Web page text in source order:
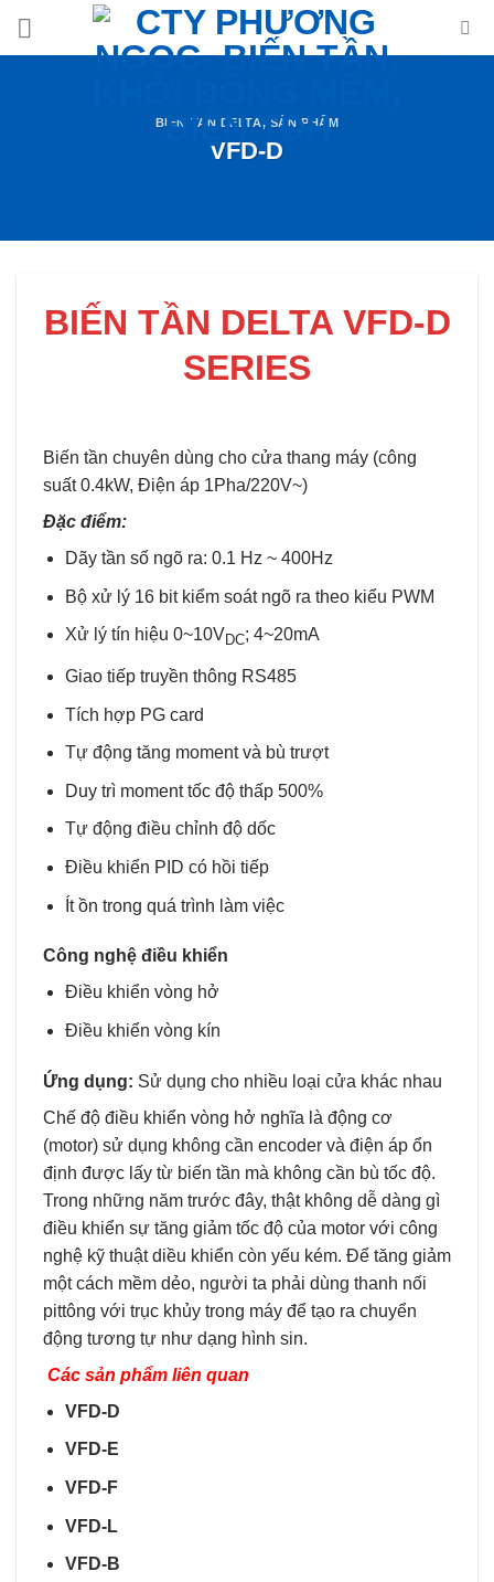
BIEN TAN DELTA, SẢN PHẨM
VFD-D
BIẾN TẦN DELTA VFD-D
SERIES
Biến tần chuyên dùng cho cửa thang máy (công
suất 0.4kW, Điện áp 1Pha/220V~)
Đặc điểm:
Dãy tần số ngõ ra: 0.1 Hz ~ 400Hz
Bộ xử lý 16 bit kiểm soát ngõ ra theo kiểu PWM
Xử lý tín hiệu 0~10VDC; 4~20mA
Giao tiếp truyền thông RS485
Tích hợp PG card
Tự động tăng moment và bù trượt
Duy trì moment tốc độ thấp 500%
Tự động điều chỉnh độ dốc
Điều khiển PID có hồi tiếp
Ít ồn trong quá trình làm việc
Công nghệ điều khiển
Điều khiển vòng hở
Điều khiển vòng kín
Ứng dụng: Sử dụng cho nhiều loại cửa khác nhau
Chế độ điều khiển vòng hở nghĩa là động cơ
(motor) sử dụng không cần encoder và điện áp ổn
định được lấy từ biến tần mà không cần bù tốc độ.
Trong những năm trước đây, thật không dễ dàng gì
điều khiển sự tăng giảm tốc độ của motor với công
nghệ kỹ thuật diều khiển còn yếu kém. Để tăng giảm
một cách mềm dẻo, người ta phải dùng thanh nối
pittông với trục khủy trong máy để tạo ra chuyển
động tương tự như dạng hình sin.
Các sản phẩm liên quan
VFD-D
VFD-E
VFD-F
VFD-L
VFD-B